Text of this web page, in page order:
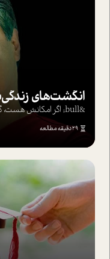
انگشت‌های‌
&bull; اگر امکانش هست، گفت وگو را با روا...
29 دقیقه مطالعه